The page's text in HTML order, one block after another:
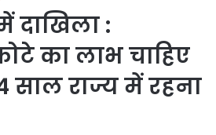
दाखिला :
का लाभ चाहिए
साल राज्य में रहना